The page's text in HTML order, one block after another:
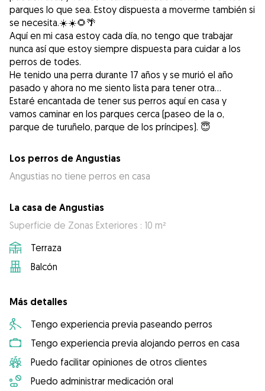
parques lo que sea. Estoy dispuesta a moverme también si
se necesita.☀️☀️🌻🌴
Aquí en mi casa estoy cada día, no tengo que trabajar
nunca así que estoy siempre dispuesta para cuidar a los
perros de todes.
He tenido una perra durante 17 años y se murió el año
pasado y ahora no me siento lista para tener otra…
Estaré encantada de tener sus perros aquí en casa y
vamos caminar en los parques cerca (paseo de la o,
parque de turuñelo, parque de los príncipes). 😇
Los perros de Angustias
Angustias no tiene perros en casa
La casa de Angustias
Superficie de Zonas Exteriores : 10 m²
Terraza
Balcón
Más detalles
Tengo experiencia previa paseando perros
Tengo experiencia previa alojando perros en casa
Puedo facilitar opiniones de otros clientes
Puedo administrar medicación oral